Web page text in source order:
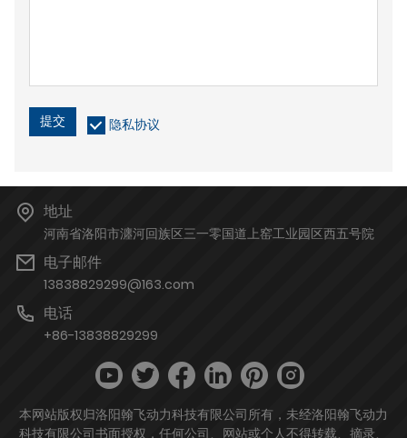
提交 隐私协议
地址
河南省洛阳市瀍河回族区三一零国道上窑工业园区西五号院
电子邮件
13838829299@163.com
电话
+86-13838829299
本网站版权归洛阳翰飞动力科技有限公司所有，未经洛阳翰飞动力
科技有限公司书面授权，任何公司、网站或个人不得转载、摘录、